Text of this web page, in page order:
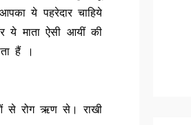
ये पहरेदार चाहिये
ये माता ऐसी आयीं की
हैं ।
से रोग ऋण से। राखी